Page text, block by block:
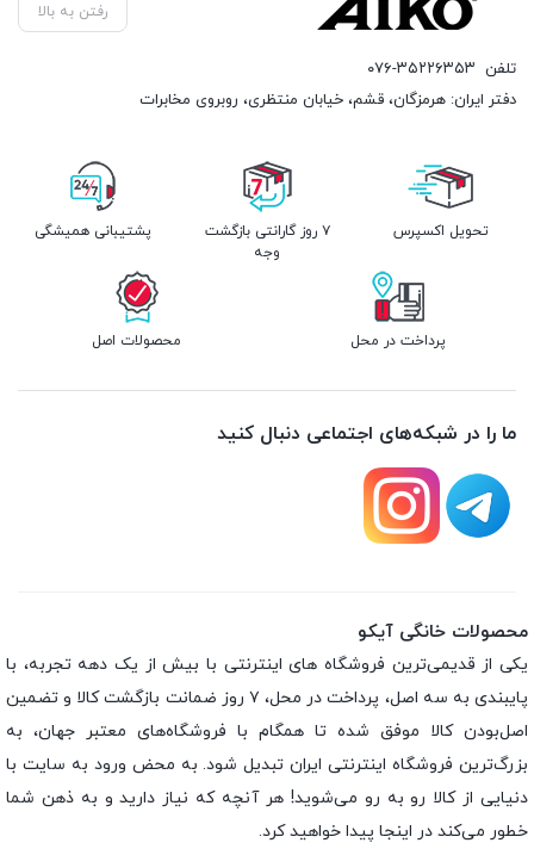
رفتن به بالا
تلفن ۰۷۶-۳۵۲۲۶۳۵۳
دفتر ایران: هرمزگان، قشم، خیابان منتظری، روبروی مخابرات
تحویل اکسپرس
۷ روز گارانتی بازگشت
وجه
پشتیبانی همیشگی
پرداخت در محل محصولات اصل
ما را در شبکه‌های اجتماعی دنبال کنید
محصولات خانگی آیکو
یکی از قدیمی‌ترین فروشگاه های اینترنتی با بیش از یک دهه تجربه، با
پایبندی به سه اصل، پرداخت در محل، ۷ روز ضمانت بازگشت کالا و تضمین
اصل‌بودن کالا موفق شده تا همگام با فروشگاه‌های معتبر جهان، به
بزرگ‌ترین فروشگاه اینترنتی ایران تبدیل شود. به محض ورود به سایت با
دنیایی از کالا رو به رو می‌شوید! هر آنچه که نیاز دارید و به ذهن شما
خطور می‌کند در اینجا پیدا خواهید کرد.